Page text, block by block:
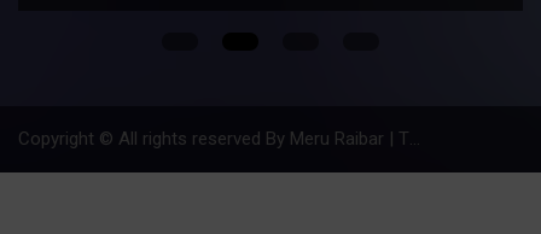
Copyright © All rights reserved By Meru Raibar | Theme by